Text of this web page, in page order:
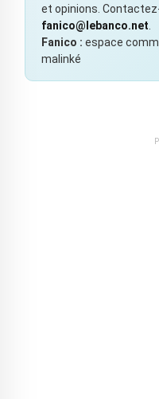
et opinions.
fanico@lebanco.net
Fanico : espace
malinké